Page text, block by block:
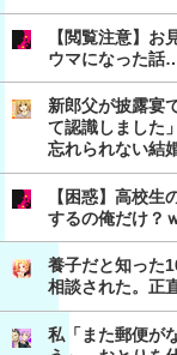
【閲覧注意】お
ウマになった話
新郎父が披露宴
て認識しました
忘れられない結
【困惑】高校
するの俺だけ？
養子だと知った
相談された。正
私「また郵便が